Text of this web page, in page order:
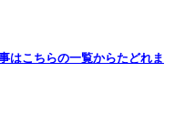
はこちらの一覧からたどれま